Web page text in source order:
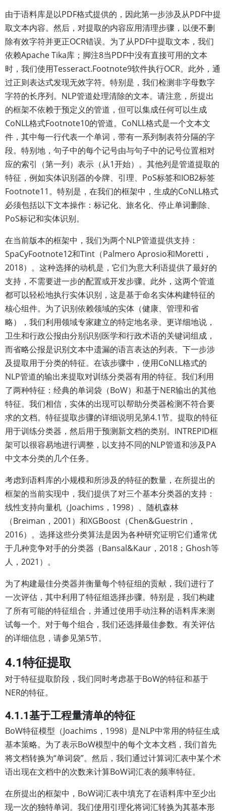
由于语料库是以PDF格式提供的，因此第一步涉及从PDF中提
取文本内容。然后，对提取的内容应用清理步骤，以便不删
除有效字符并更正OCR错误。为了从PDF中提取文本，我们
依赖Apache Tika库；脚注8当PDF中没有直接可用的文本
时，我们使用Tesseract.Footnote9软件执行OCR。此外，通
过正则表达式发现无效字符。特别是，我们检测非字母数字
字符的长序列。NLP管道处理清除的文本。请注意，所提出
的框架不依赖于预定义的管道，但可以集成任何可以生成
CoNLL格式Footnote10的管道。CoNLL格式是一个文本文
件，其中每一行代表一个单词，带有一系列制表符分隔的字
段。特别地，句子中的每个记号由与句子中的记号位置相对
应的索引（第一列）表示（从1开始）。其他列是管道提取的
特征，例如实体识别器的令牌、引理、PoS标签和IOB2标签
Footnote11。特别是，在我们的框架中，生成的CoNLL格式
必须包括以下文本操作：标记化、旅名化、停止单词删除、
PoS标记和实体识别。
在当前版本的框架中，我们为两个NLP管道提供支持：
SpaCyFootnote12和Tint（Palmero Aprosio和Moretti，
2018）。这种选择的动机是，它们为意大利语提供了最好的
支持，不需要进一步的配置或开发步骤。此外，这两个管道
都可以轻松地执行实体识别，这是基于命名实体构建特征的
核心组件。为了识别依赖领域的实体（健康、管理和省
略），我们利用领域专家建立的特定地名录。更详细地说，
卫生和行政公报由分别识别医学和行政术语的关键词组成，
而省略公报是识别文本中遗漏的语言表达的列表。下一步涉
及提取用于分类的特征。在该步骤中，使用CoNLL格式的
NLP管道的输出来提取对训练分类器有用的特征。我们利用
了两种特征：经典的单词袋（BoW）和基于NER输出的其他
特征。我们相信，实体的出现可以帮助分类器检测不符合要
求的文档。特征提取步骤的详细说明见第4.1节。提取的特征
用于训练分类器，然后用于预测新文档的类别。INTREPID框
架可以很容易地进行调整，以支持不同的NLP管道和涉及PA
中文本分类的几个任务。
考虑到语料库的小规模和所涉及的特征的数量，在所提出的
框架的当前实现中，我们提供了对三个基本分类器的支持：
线性支持向量机（Joachims，1998）、随机森林
（Breiman，2001）和XGBoost（Chen&Guestrin，
2016）。选择这些分类算法是因为各种研究证明它们通常优
于几种竞争对手的分类器（Bansal&Kaur，2018；Ghosh等
人，2021）。
为了构建最佳分类器并衡量每个特征组的贡献，我们进行了
一次评估，其中利用了特征组选择步骤。特别是，我们构建
了所有可能的特征组合，并通过使用手动注释的语料库来测
试每一个。对于每个组合，我们还选择最佳参数。有关评估
的详细信息，请参见第5节。
4.1特征提取
对于特征提取阶段，我们同时考虑基于BoW的特征和基于
NER的特征。
4.1.1基于工程量清单的特征
BoW特征模型（Joachims，1998）是NLP中常用的特征生成
基本策略。为了表示BoW模型中的每个文本文档，我们首先
将文档转换为“单词袋”。然后，我们通过计算词汇表中某个术
语出现在文档中的次数来计算BoW词汇表的频率特征。
在所提出的框架中，BoW词汇表中填充了在语料库中至少出
现一次的独特单词。我们使用引理化将词汇转换为其基本形